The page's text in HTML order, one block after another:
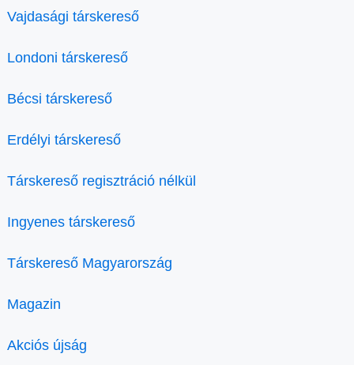
Vajdasági társkereső
Londoni társkereső
Bécsi társkereső
Erdélyi társkereső
Társkereső regisztráció nélkül
Ingyenes társkereső
Társkereső Magyarország
Magazin
Akciós újság